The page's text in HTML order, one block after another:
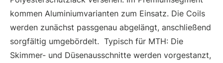
kommen Aluminiumvarianten zum Einsatz. Die Coils
werden zunächst passgenau abgelängt, anschließend
sorgfältig umgebördelt. Typisch für MTH: Die
Skimmer- und Düsenausschnitte werden vorgestanzt,